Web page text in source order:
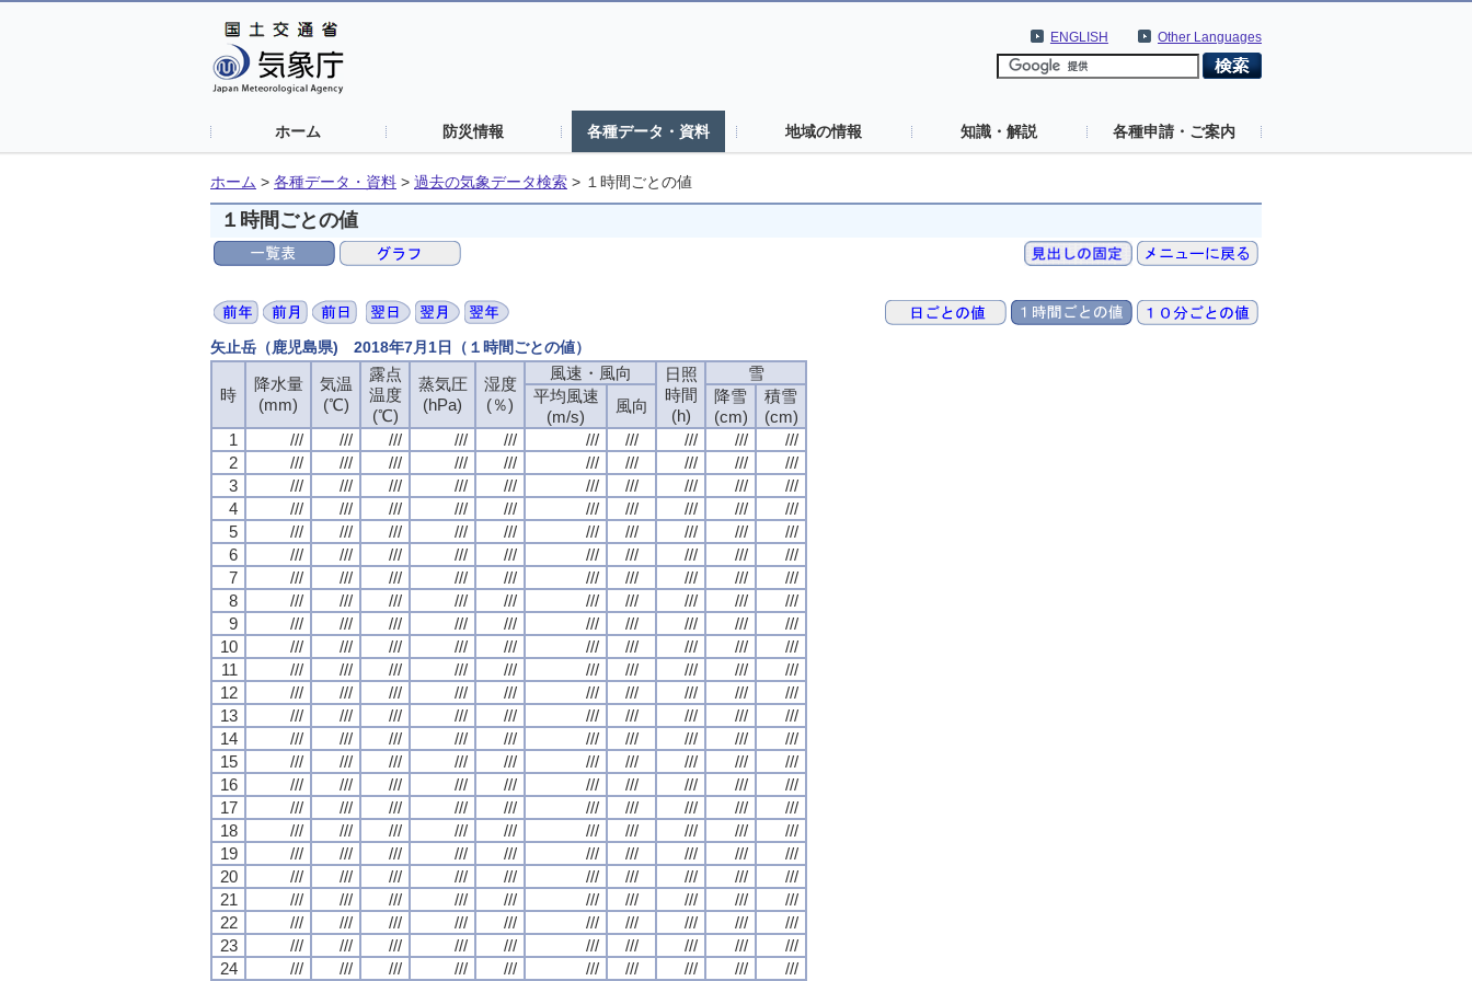
Other Languages
ENGLISH
ホーム 防災情報 各種データ・資料 地域の情報 知識・解説 各種申請・ご案内
ホーム > 各種データ・資料 > 過去の気象データ検索 > １時間ごとの値
１時間ごとの値
矢止岳（鹿児島県) 2018年7月1日（１時間ごとの値）
時
降水量
(mm)
気温
(℃)
露点
温度
(℃)
蒸気圧
(hPa)
湿度
(％)
風速・風向
日照
時間
(h)
雪
平均風速
(m/s)
風向
降雪
(cm)
積雪
(cm)
1
/// /// /// /// /// /// /// /// ///
///
2
/// /// /// /// /// /// /// /// ///
///
3
/// /// /// /// /// /// /// /// ///
///
4
/// /// /// /// /// /// /// /// ///
///
5
/// /// /// /// /// /// /// /// ///
///
6
/// /// /// /// /// /// /// /// ///
///
7
/// /// /// /// /// /// /// /// ///
///
8
/// /// /// /// /// /// /// /// ///
///
9
/// /// /// /// /// /// /// /// ///
///
10
/// /// /// /// /// /// /// /// ///
///
11
/// /// /// /// /// /// /// /// ///
///
12
/// /// /// /// /// /// /// /// ///
///
13
/// /// /// /// /// /// /// /// ///
///
14
/// /// /// /// /// /// /// /// ///
///
15
/// /// /// /// /// /// /// /// ///
///
16
/// /// /// /// /// /// /// /// ///
///
17
/// /// /// /// /// /// /// /// ///
///
18
/// /// /// /// /// /// /// /// ///
///
19
/// /// /// /// /// /// /// /// ///
///
20
/// /// /// /// /// /// /// /// ///
///
21
/// /// /// /// /// /// /// /// ///
///
22
/// /// /// /// /// /// /// /// ///
///
23
/// /// /// /// /// /// /// /// ///
///
24
/// /// /// /// /// /// /// /// /// ///